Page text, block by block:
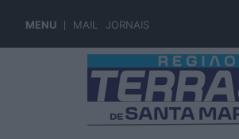
MENU MAIL JORNAIS